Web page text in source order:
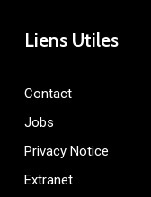
Liens Utiles
Contact
Jobs
Privacy Notice
Extranet